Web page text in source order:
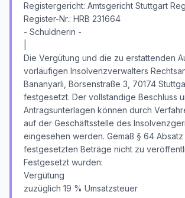
Registergericht: Amtsgericht Stuttgart
Register-Nr.: HRB 231664
- Schuldnerin -
Die Vergütung und die zu erstattenden
vorläufigen Insolvenzverwalters
Bananyarli, Börsenstraße 3, 70174
festgesetzt. Der vollständige Beschluss
Antragsunterlagen können durch
auf der Geschäftsstelle des
eingesehen werden. Gemäß § 64 Absatz
festgesetzten Beträge nicht zu
Festgesetzt wurden:
Vergütung
zuzüglich 19 % Umsatzsteuer